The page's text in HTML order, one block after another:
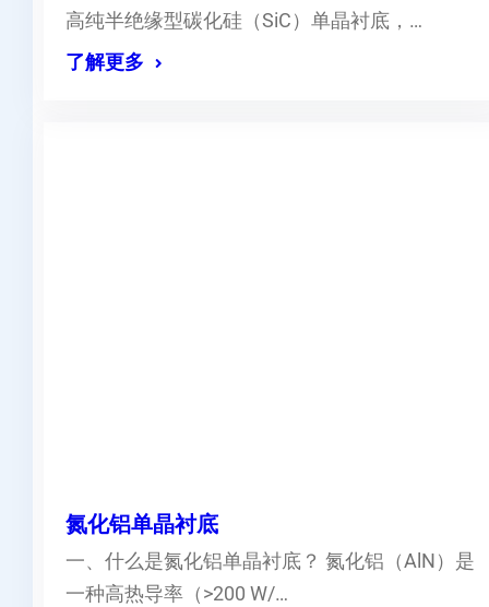
高纯半绝缘型碳化硅（SiC）单晶衬底，…
了解更多
氮化铝单晶衬底
一、什么是氮化铝单晶衬底？ 氮化铝（AlN）是
一种高热导率（>200 W/…